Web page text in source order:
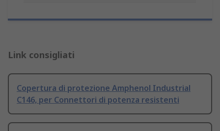
Link consigliati
Copertura di protezione Amphenol Industrial
C146, per Connettori di potenza resistenti